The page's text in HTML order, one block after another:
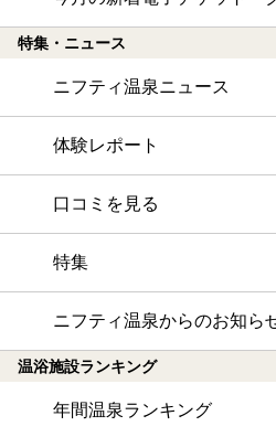
特集・ニュース
ニフティ温泉ニュース
体験レポート
口コミを見る
特集
ニフティ温泉からのお知ら
温浴施設ランキング
年間温泉ランキング